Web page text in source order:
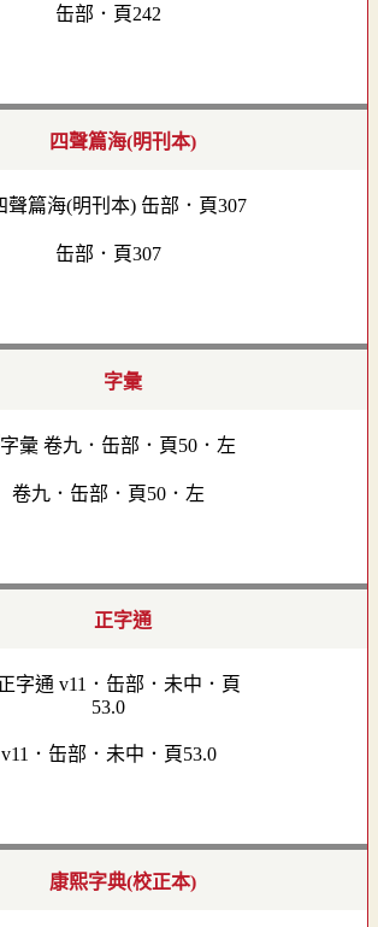
缶部．頁242
四聲篇海(明刊本)
缶部．頁307
字彙
卷九．缶部．頁50．左
正字通
v11．缶部．未中．頁53.0
康熙字典(校正本)